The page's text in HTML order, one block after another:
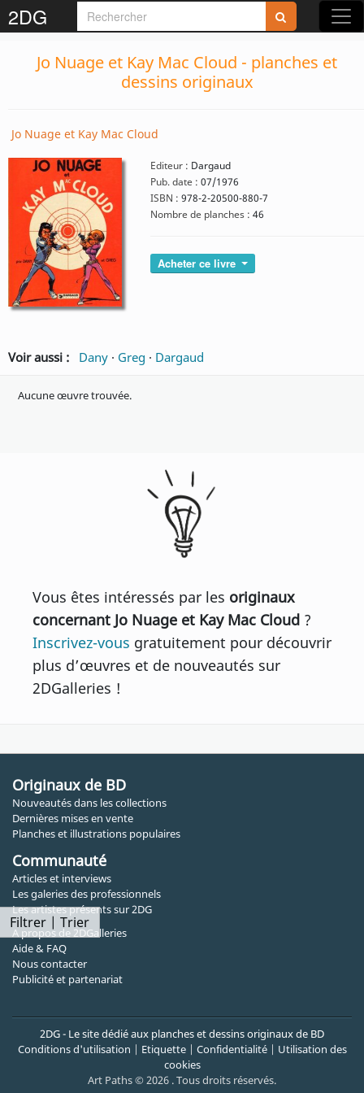
2DG
Jo Nuage et Kay Mac Cloud - planches et
dessins originaux
Jo Nuage et Kay Mac Cloud
Editeur : Dargaud
Pub. date : 07/1976
ISBN : 978-2-20500-880-7
Nombre de planches : 46
Acheter ce livre
Voir aussi : Dany · Greg · Dargaud
Filtrer | Trier
Aucune œuvre trouvée.
Vous êtes intéressés par les originaux
concernant Jo Nuage et Kay Mac Cloud ?
Inscrivez-vous gratuitement pour découvrir
plus d’œuvres et de nouveautés sur
2DGalleries !
Originaux de BD
Nouveautés dans les collections
Dernières mises en vente
Planches et illustrations populaires
Communauté
Articles et interviews
Les galeries des professionnels
Les artistes présents sur 2DG
A propos de 2DGalleries
Aide & FAQ
Nous contacter
Publicité et partenariat
2DG - Le site dédié aux planches et dessins originaux de BD
Conditions d'utilisation | Etiquette| Confidentialité| Utilisation des
cookies
Art Paths © 2026 . Tous droits réservés.